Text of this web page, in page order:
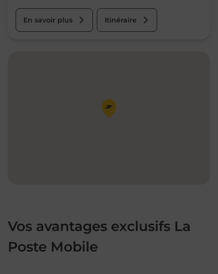
En savoir plus Itinéraire
Pin de la carte
Vos avantages exclusifs La
Poste Mobile